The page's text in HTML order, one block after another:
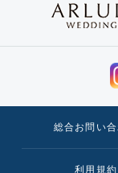
総合お問い
利用規約